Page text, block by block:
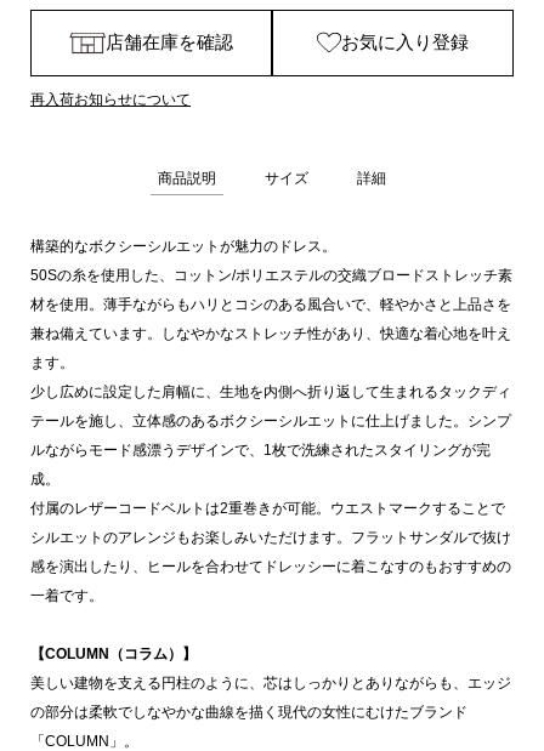
店舗在庫を確認 お気に入り登録
再入荷お知らせについて
商品説明 サイズ 詳細
構築的なボクシーシルエットが魅力のドレス。
50Sの糸を使用した、コットン/ポリエステルの交織ブロードストレッチ素
材を使用。薄手ながらもハリとコシのある風合いで、軽やかさと上品さを
兼ね備えています。しなやかなストレッチ性があり、快適な着心地を叶え
ます。
少し広めに設定した肩幅に、生地を内側へ折り返して生まれるタックディ
テールを施し、立体感のあるボクシーシルエットに仕上げました。シンプ
ルながらモード感漂うデザインで、1枚で洗練されたスタイリングが完
成。
付属のレザーコードベルトは2重巻きが可能。ウエストマークすることで
シルエットのアレンジもお楽しみいただけます。フラットサンダルで抜け
感を演出したり、ヒールを合わせてドレッシーに着こなすのもおすすめの
一着です。
【COLUMN（コラム）】
美しい建物を支える円柱のように、芯はしっかりとありながらも、エッジ
の部分は柔軟でしなやかな曲線を描く現代の女性にむけたブランド
「COLUMN」。